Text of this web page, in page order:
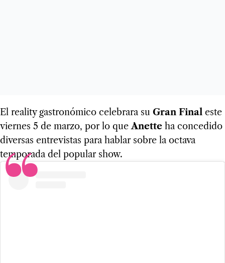
El reality gastronómico celebrara su Gran Final este
viernes 5 de marzo, por lo queAnette ha concedido
diversas entrevistas para hablar sobre la octava
temporada del popular show.